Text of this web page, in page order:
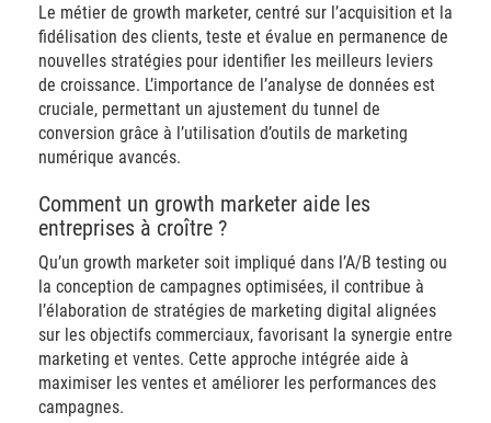
Le métier de growth marketer, centré sur l’acquisition et la
fidélisation des clients, teste et évalue en permanence de
nouvelles stratégies pour identifier les meilleurs leviers
de croissance. L’importance de l’analyse de données est
cruciale, permettant un ajustement du tunnel de
conversion grâce à l’utilisation d’outils de marketing
numérique avancés.
Comment un growth marketer aide les
entreprises à croître ?
Qu’un growth marketer soit impliqué dans l’A/B testing ou
la conception de campagnes optimisées, il contribue à
l’élaboration de stratégies de marketing digital alignées
sur les objectifs commerciaux, favorisant la synergie entre
marketing et ventes. Cette approche intégrée aide à
maximiser les ventes et améliorer les performances des
campagnes.